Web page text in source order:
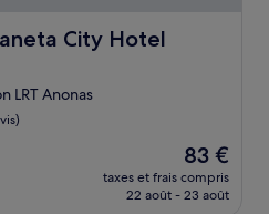
City Hotel
City Hotel
LRT Anonas
Le
nouveau
prix
83 €
taxes et frais compris
22 août - 23 août